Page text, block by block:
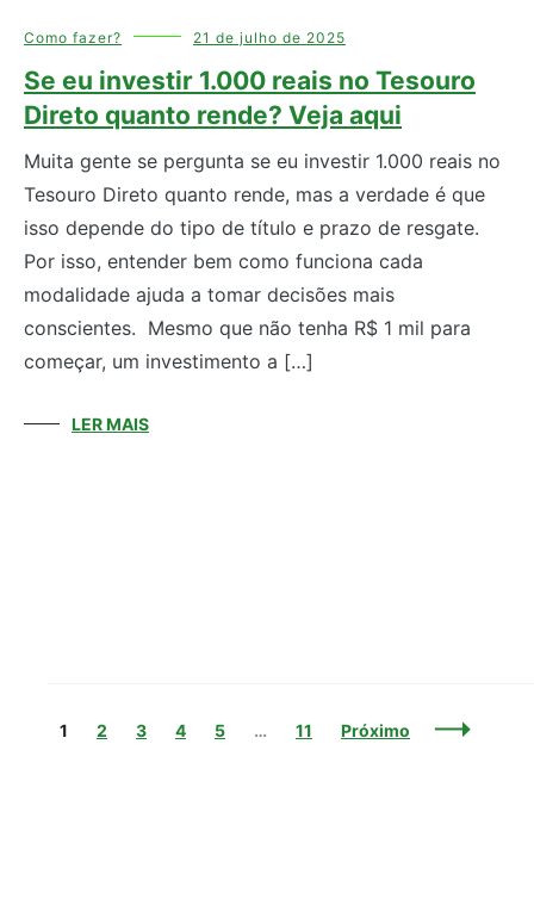
Como fazer? 21 de julho de 2025
Se eu investir 1.000 reais no Tesouro
Direto quanto rende? Veja aqui
Muita gente se pergunta se eu investir 1.000 reais no
Tesouro Direto quanto rende, mas a verdade é que
isso depende do tipo de título e prazo de resgate.
Por isso, entender bem como funciona cada
modalidade ajuda a tomar decisões mais
conscientes. Mesmo que não tenha R$ 1 mil para
começar, um investimento a […]
LER MAIS
Navegação
Página
1 Página
2 Página
3 Página
4 Página
5 … Página
11 Próximo